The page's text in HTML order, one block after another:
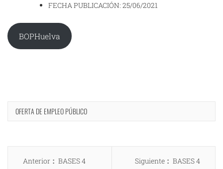
FECHA PUBLICACIÓN: 25/06/2021
BOPHuelva
OFERTA DE EMPLEO PÚBLICO
Navegación
Anterior
Entrada
BASES 4
Siguiente
Entrada
BASES 4